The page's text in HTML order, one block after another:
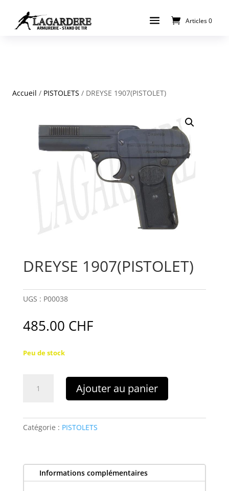
Articles 0
Accueil / PISTOLETS / DREYSE 1907(PISTOLET)
DREYSE 1907(PISTOLET)
UGS : P00038
485.00 CHF
Peu de stock
Ajouter au panier
Catégorie : PISTOLETS
Informations complémentaires